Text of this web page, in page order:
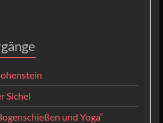
Sichel
und Yoga“